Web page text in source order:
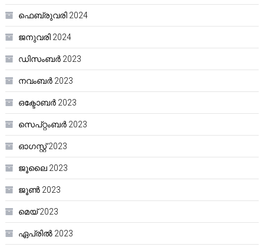
ഫെബ്രുവരി 2024
ജനുവരി 2024
ഡിസംബർ 2023
നവംബർ 2023
ഒക്ടോബർ 2023
സെപ്റ്റംബർ 2023
ഓഗസ്റ്റ്‌ 2023
ജൂലൈ 2023
ജൂൺ 2023
മെയ്‌ 2023
ഏപ്രിൽ 2023